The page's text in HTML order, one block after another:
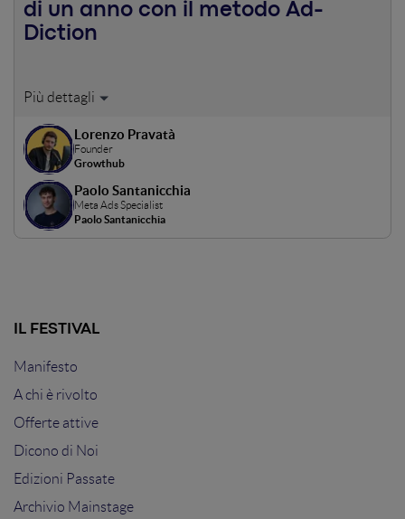
di un anno con il metodo Ad-
Diction
In questo caso studio mostriamo il metodo e le strategie
clienti internazionali per un SaaS, partendo dagli Stati
Uniti, applicando la psicologia e tecniche di Media Buying
avanzate.
Lorenzo Pravatà
Founder
Growthub
Paolo Santanicchia
Meta Ads Specialist
Paolo Santanicchia
IL FESTIVAL
Manifesto
A chi è rivolto
Offerte attive
Dicono di Noi
Edizioni Passate
Archivio Mainstage